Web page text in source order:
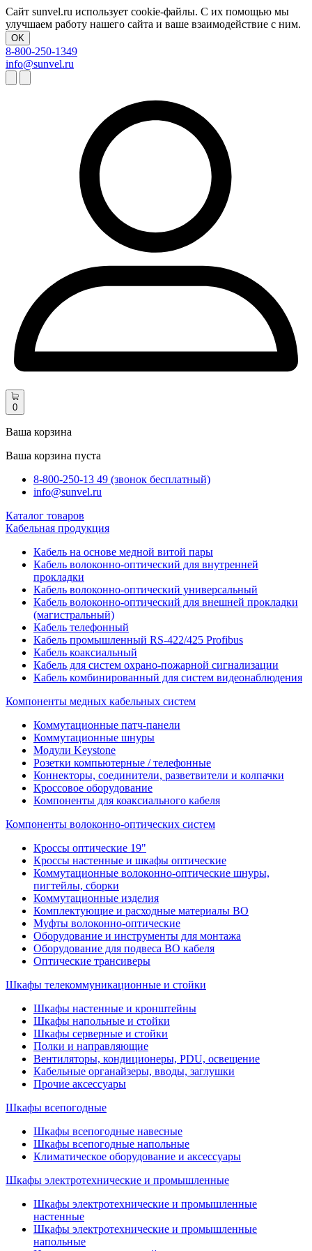
Сайт sunvel.ru использует cookie-файлы. С их помощью мы
улучшаем работу нашего сайта и ваше взаимодействие с ним.
OK
8-800-250-1349
info@sunvel.ru
0
Ваша корзина
Ваша корзина пуста
8-800-250-13 49 (звонок бесплатный)
info@sunvel.ru
Каталог товаров
Кабельная продукция
Кабель на основе медной витой пары
Кабель волоконно-оптический для внутренней
прокладки
Кабель волоконно-оптический универсальный
Кабель волоконно-оптический для внешней прокладки
(магистральный)
Кабель телефонный
Кабель промышленный RS-422/425 Profibus
Кабель коаксиальный
Кабель для систем охрано-пожарной сигнализации
Кабель комбинированный для систем видеонаблюдения
Компоненты медных кабельных систем
Коммутационные патч-панели
Коммутационные шнуры
Модули Keystone
Розетки компьютерные / телефонные
Коннекторы, соединители, разветвители и колпачки
Кроссовое оборудование
Компоненты для коаксиального кабеля
Компоненты волоконно-оптических систем
Кроссы оптические 19"
Кроссы настенные и шкафы оптические
Коммутационные волоконно-оптические шнуры,
пигтейлы, сборки
Коммутационные изделия
Комплектующие и расходные материалы ВО
Муфты волоконно-оптические
Оборудование и инструменты для монтажа
Оборудование для подвеса ВО кабеля
Оптические трансиверы
Шкафы телекоммуникационные и стойки
Шкафы настенные и кронштейны
Шкафы напольные и стойки
Шкафы серверные и стойки
Полки и направляющие
Вентиляторы, кондиционеры, PDU, освещение
Кабельные органайзеры, вводы, заглушки
Прочие аксеcсуары
Шкафы всепогодные
Шкафы всепогодные навесные
Шкафы всепогодные напольные
Климатическое оборудование и аксессуары
Шкафы электротехнические и промышленные
Шкафы электротехнические и промышленные
настенные
Шкафы электротехнические и промышленные
напольные